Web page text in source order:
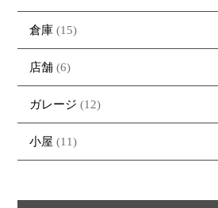
倉庫 (15)
店舗 (6)
ガレージ (12)
小屋 (11)